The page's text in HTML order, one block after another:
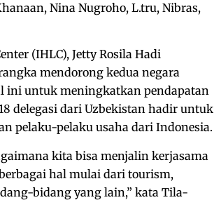
Nina Nugroho, L.tru, Nibras,
(IHLC), Jetty Rosila Hadi
mendorong kedua negara
ini untuk meningkatkan pendapatan
delegasi dari Uzbekistan hadir untuk
pelaku-pelaku usaha dari Indonesia.
kita bisa menjalin kerjasama
hal mulai dari tourism,
bidang yang lain,” kata Tila-